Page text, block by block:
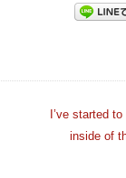
I’ve started
inside of